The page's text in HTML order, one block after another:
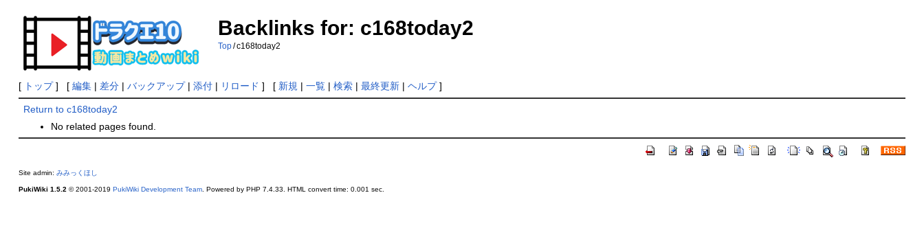
Backlinks for: c168today2
Top/c168today2
[ トップ] [ 編集| 差分| バックアップ| 添付| リロード ] [ 新規 | 一覧| 検索| 最終更新| ヘルプ]
Return to c168today2
No related pages found.
Site admin: みみっくほし
PukiWiki 1.5.2 © 2001-2019 PukiWiki Development Team. Powered by PHP 7.4.33. HTML convert time: 0.001 sec.